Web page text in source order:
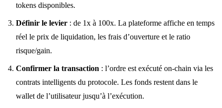
tokens disponibles.
Définir le levier : de 1x à 100x. La plateforme affiche en temps
réel le prix de liquidation, les frais d’ouverture et le ratio
risque/gain.
Confirmer la transaction : l’ordre est exécuté on-chain via les
contrats intelligents du protocole. Les fonds restent dans le
wallet de l’utilisateur jusqu’à l’exécution.